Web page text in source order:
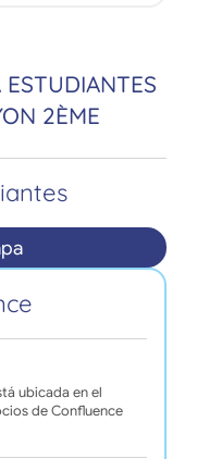
2ÈME
ubicada en el
de Confluence